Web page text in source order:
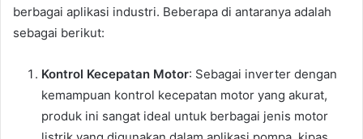
berbagai aplikasi industri. Beberapa di antaranya adalah
sebagai berikut:
Kontrol Kecepatan Motor: Sebagai inverter dengan
kemampuan kontrol kecepatan motor yang akurat,
produk ini sangat ideal untuk berbagai jenis motor